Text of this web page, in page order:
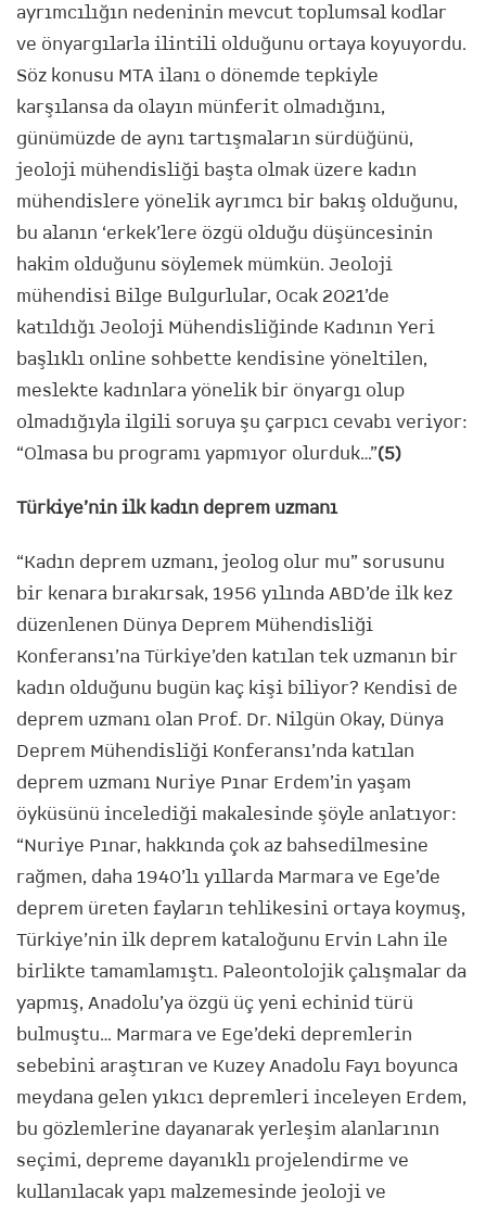
ayrımcılığın nedeninin mevcut toplumsal kodlar
ve önyargılarla ilintili olduğunu ortaya koyuyordu.
Söz konusu MTA ilanı o dönemde tepkiyle
karşılansa da olayın münferit olmadığını,
günümüzde de aynı tartışmaların sürdüğünü,
jeoloji mühendisliği başta olmak üzere kadın
mühendislere yönelik ayrımcı bir bakış olduğunu,
bu alanın ‘erkek’lere özgü olduğu düşüncesinin
hakim olduğunu söylemek mümkün. Jeoloji
mühendisi Bilge Bulgurlular, Ocak 2021’de
katıldığı Jeoloji Mühendisliğinde Kadının Yeri
başlıklı online sohbette kendisine yöneltilen,
meslekte kadınlara yönelik bir önyargı olup
olmadığıyla ilgili soruya şu çarpıcı cevabı veriyor:
“Olmasa bu programı yapmıyor olurduk…”(5)
Türkiye’nin ilk kadın deprem uzmanı
“Kadın deprem uzmanı, jeolog olur mu” sorusunu
bir kenara bırakırsak, 1956 yılında ABD’de ilk kez
düzenlenen Dünya Deprem Mühendisliği
Konferansı’na Türkiye’den katılan tek uzmanın bir
kadın olduğunu bugün kaç kişi biliyor? Kendisi de
deprem uzmanı olan Prof. Dr. Nilgün Okay, Dünya
Deprem Mühendisliği Konferansı’nda katılan
deprem uzmanı Nuriye Pınar Erdem’in yaşam
öyküsünü incelediği makalesinde şöyle anlatıyor:
“Nuriye Pınar, hakkında çok az bahsedilmesine
rağmen, daha 1940’lı yıllarda Marmara ve Ege’de
deprem üreten fayların tehlikesini ortaya koymuş,
Türkiye’nin ilk deprem kataloğunu Ervin Lahn ile
birlikte tamamlamıştı. Paleontolojik çalışmalar da
yapmış, Anadolu’ya özgü üç yeni echinid türü
bulmuştu… Marmara ve Ege’deki depremlerin
sebebini araştıran ve Kuzey Anadolu Fayı boyunca
meydana gelen yıkıcı depremleri inceleyen Erdem,
bu gözlemlerine dayanarak yerleşim alanlarının
seçimi, depreme dayanıklı projelendirme ve
kullanılacak yapı malzemesinde jeoloji ve